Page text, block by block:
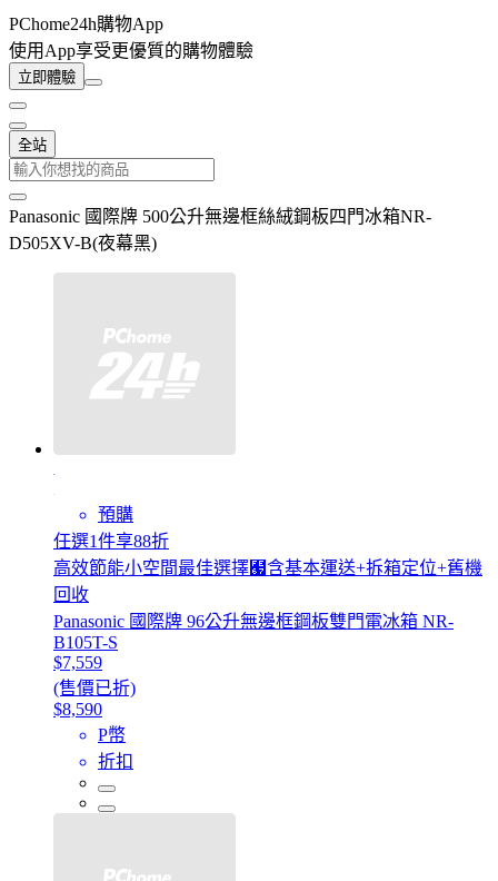
PChome24h購物App
使用App享受更優質的購物體驗
立即體驗
全站
Panasonic 國際牌 500公升無邊框絲絨鋼板四門冰箱NR-
D505XV-B(夜幕黑)
預購
任選1件享88折
高效節能小空間最佳選擇﹧含基本運送+拆箱定位+舊機
回收
Panasonic 國際牌 96公升無邊框鋼板雙門電冰箱 NR-
B105T-S
$7,559
(售價已折)
$8,590
P幣
折扣